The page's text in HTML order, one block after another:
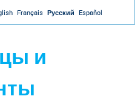
Français Русский Español
и